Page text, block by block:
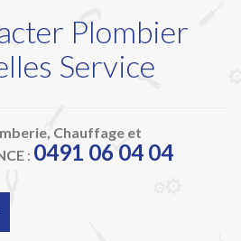
Plombier
Service
Chauffage et
: 0491 06 04 04